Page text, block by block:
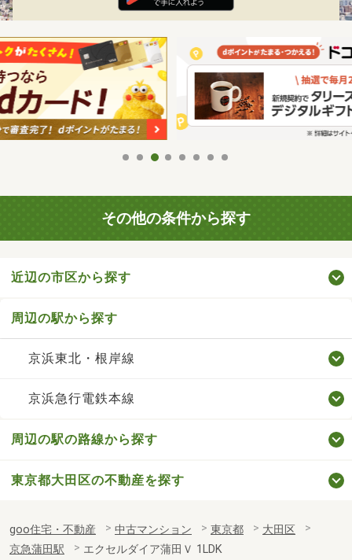
その他の条件から探す
近辺の市区から探す
周辺の駅から探す
京浜東北・根岸線
京浜急行電鉄本線
周辺の駅の路線から探す
東京都大田区の不動産を探す
goo住宅・不動産 中古マンション 東京都
大田区
京急蒲田駅
エクセルダイア蒲田Ｖ 1LDK